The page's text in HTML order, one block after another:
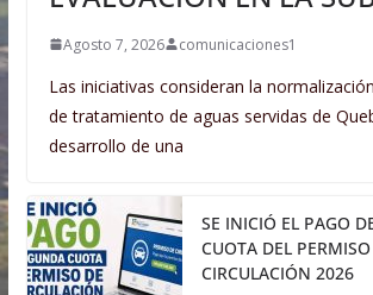
Agosto 7, 2026 comunicaciones1
Las iniciativas consideran la
de tratamiento de aguas servidas de
desarrollo de una
SE INICIÓ EL PAGO
CUOTA DEL
CIRCULACIÓN 2026